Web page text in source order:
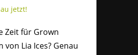
Zeit für Grown
von Lia Ices? Genau